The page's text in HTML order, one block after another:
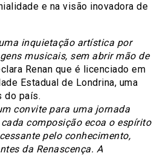
e na visão inovadora de
inquietação artística por
musicais, sem abrir mão de
Renan que é licenciado em
Estadual de Londrina, uma
do país.
convite para uma jornada
composição ecoa o espírito
pelo conhecimento,
da Renascença. A